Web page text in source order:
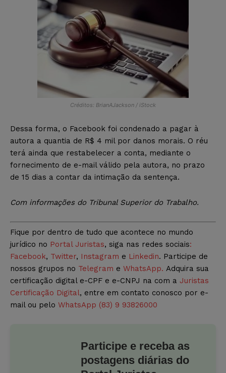
Créditos: BrianAJackson / iStock
Dessa forma, o Facebook foi condenado a pagar à
autora a quantia de R$ 4 mil por danos morais. O réu
terá ainda que restabelecer a conta, mediante o
fornecimento de e-mail válido pela autora, no prazo
de 15 dias a contar da intimação da sentença.
Com informações do Tribunal Superior do Trabalho.
Fique por dentro de tudo que acontece no mundo
jurídico no Portal Juristas, siga nas redes sociais:
Facebook, Twitter, Instagram e Linkedin. Participe de
nossos grupos no Telegram e WhatsApp. Adquira sua
certificação digital e-CPF e e-CNPJ na com a Juristas
Certificação Digital, entre em contato conosco por e-
mail ou pelo WhatsApp (83) 9 93826000
Participe e receba as
postagens diárias do